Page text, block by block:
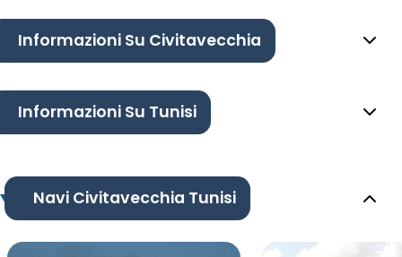
Informazioni Su Civitavecchia
Informazioni Su Tunisi
Navi Civitavecchia Tunisi